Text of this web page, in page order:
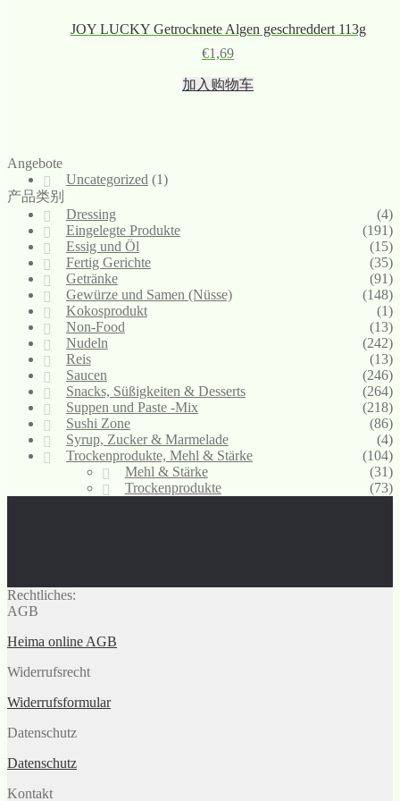
JOY LUCKY Getrocknete Algen geschreddert 113g
€1,69
加入购物车
Angebote
Uncategorized (1)
产品类别
Dressing
(4)
Eingelegte Produkte
(191)
Essig und Öl
(15)
Fertig Gerichte
(35)
Getränke
(91)
Gewürze und Samen (Nüsse)
(148)
Kokosprodukt
(1)
Non-Food
(13)
Nudeln
(242)
Reis
(13)
Saucen
(246)
Snacks, Süßigkeiten & Desserts
(264)
Suppen und Paste -Mix
(218)
Sushi Zone
(86)
Syrup, Zucker & Marmelade
(4)
Trockenprodukte, Mehl & Stärke
(104)
Mehl & Stärke
(31)
Trockenprodukte
(73)
Rechtliches:
AGB
Heima online AGB
Widerrufsrecht
Widerrufsformular
Datenschutz
Datenschutz
Kontakt